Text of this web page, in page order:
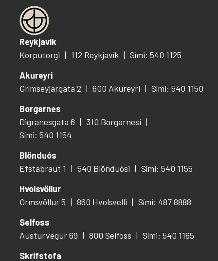
Reykjavík
Korputorgi
112 Reykjavík
Sími: 540 1125
Akureyri
Grímseyjargata 2
600 Akureyri
Sími: 540 1150
Borgarnes
Digranesgata 6
310 Borgarnesi
Sími: 540 1154
Blönduós
Efstabraut 1
540 Blönduósi
Sími: 540 1155
Hvolsvöllur
Ormsvöllur 5
860 Hvolsvelli
Sími: 487 8888
Selfoss
Austurvegur 69
800 Selfoss
Sími: 540 1165
Skrifstofa